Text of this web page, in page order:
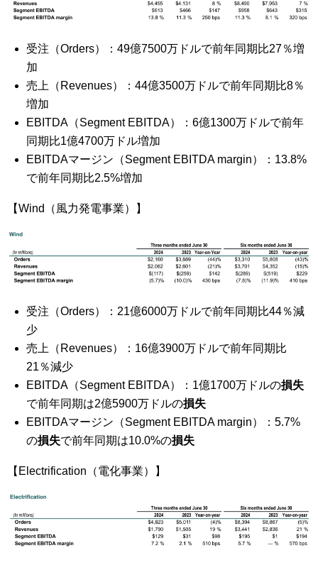
受注（Orders）：49億7500万ドルで前年同期比27％増
加
売上（Revenues）：44億3500万ドルで前年同期比8％
増加
EBITDA（Segment EBITDA）：6億1300万ドルで前年
同期比1億4700万ドル増加
EBITDAマージン（Segment EBITDA margin）：13.8%
で前年同期比2.5%増加
【Wind（風力発電事業）】
受注（Orders）：21億6000万ドルで前年同期比44％減
少
売上（Revenues）：16億3900万ドルで前年同期比
21％減少
EBITDA（Segment EBITDA）：1億1700万ドルの損失
で前年同期は2億5900万ドルの損失
EBITDAマージン（Segment EBITDA margin）：5.7%
の損失で前年同期は10.0%の損失
【Electrification（電化事業）】